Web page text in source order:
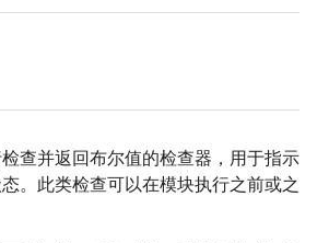
查并返回布尔值的检查器，用于指示
。此类检查可以在模块执行之前或之